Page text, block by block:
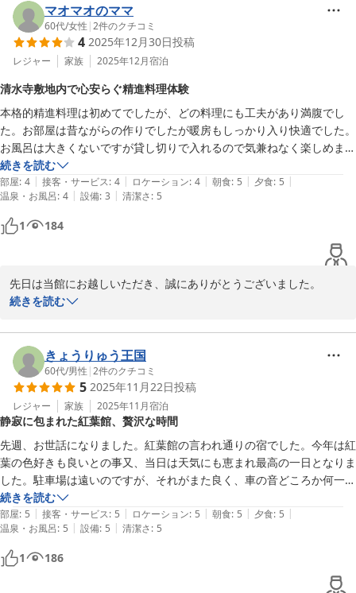
ご来館時は雪害による倒木で色々とご不便をおかけしましたが温か
いお言葉ありがとうございます。
現在やっと目途が立ち、館内外の復旧工事中でございます。
是非またお越しください。
2026-05-18
マオマオのママ
60代/女性 |2件のクチコミ
4 2025年12月30日投稿
レジャー 家族 2025年12月宿泊
清水寺敷地内で心安らぐ精進料理体験
本格的精進料理は初めてでしたが、どの料理にも工夫があり満腹でし
た。お部屋は昔ながらの作りでしたが暖房もしっかり入り快適でした。
お風呂は大きくないですが貸し切りで入れるので気兼ねなく楽しめまし
た。ただ他のお客さんが入られているときは出られるのを待たなければ
なりません。旅館の方とお風呂の時間を決める必要があります。
旅館の方々はとても親切で丁寧にご説明してくださいます。
旅館は清水寺の敷地内にあるので気軽に散策やお参りができて気持ち良
く過ごせました。
続きを読む
部屋: 4 | 接客・サービス: 4 | ロケーション: 4 | 朝食: 5 | 夕食: 5 |
温泉・お風呂: 4 | 設備: 3 | 清潔さ: 5
1 184
先日は当館にお越しいただき、誠にありがとうございました。
お風呂のご利用に関してご不便をおかけして申し訳ございません。
季節が変われば清水寺の景色もお料理も変わります。是非また季節
を変えてお越しください。
紅葉館＜島根県＞
2026-01-05
続きを読む
きょうりゅう王国
60代/男性 |2件のクチコミ
5 2025年11月22日投稿
レジャー 家族 2025年11月宿泊
静寂に包まれた紅葉館、贅沢な時間
先週、お世話になりました。紅葉館の言われ通りの宿でした。今年は紅
葉の色好きも良いとの事又、当日は天気にも恵まれ最高の一日となりま
した。駐車場は遠いのですが、それがまた良く、車の音どころか何一つ
外から音がしません。本当にこれが静寂というものだとしみじみ思いま
した。こんな贅沢は有りません。館内は掃除もゆき届いていて妻は感心
しておりました。次の日に泊まったお宿が、お風呂に清潔感が無く、尚
の事一層引き立ちました。お料理も私共としては適量でお味も申し分の
無いお味でしたし、調味料一つにも作る方が食べる方への思いやりを感
じながら食事を致しました。スタッフ皆様丁寧で心配りもとても良く、
続きを読む
部屋: 5 | 接客・サービス: 5 | ロケーション: 5 | 朝食: 5 | 夕食: 5 |
温泉・お風呂: 5 | 設備: 5 | 清潔さ: 5
1 186